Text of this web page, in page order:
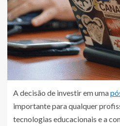
A decisão de investir em uma
importante para qualquer
tecnologias educacionais e a